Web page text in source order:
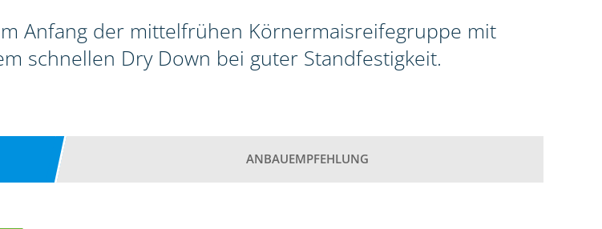
Anfang der mittelfrühen Körnermaisreifegruppe mit
schnellen Dry Down bei guter Standfestigkeit.
ANBAUEMPFEHLUNG